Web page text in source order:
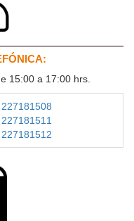
15:00 a 17:00 hrs.
227181508
227181511
227181512